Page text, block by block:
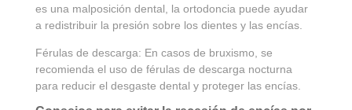
es una malposición dental, la ortodoncia puede ayudar
a redistribuir la presión sobre los dientes y las encías.
Férulas de descarga: En casos de bruxismo, se
recomienda el uso de férulas de descarga nocturna
para reducir el desgaste dental y proteger las encías.